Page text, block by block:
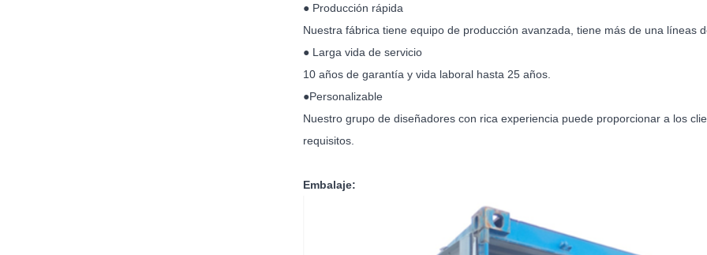
● Producción rápida
Nuestra fábrica tiene equipo de producción avanzada, tiene más de una líneas
● Larga vida de servicio
10 años de garantía y vida laboral hasta 25 años.
●Personalizable
Nuestro grupo de diseñadores con rica experiencia puede proporcionar a los
requisitos.
Embalaje: